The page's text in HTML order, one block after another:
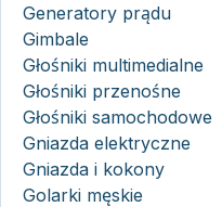
Generatory prądu
Gimbale
Głośniki multimedialne
Głośniki przenośne
Głośniki samochodowe
Gniazda elektryczne
Gniazda i kokony
Golarki męskie